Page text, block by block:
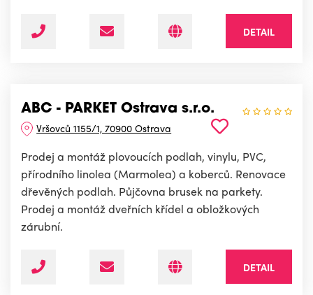
DETAIL
ABC - PARKET Ostrava s.r.o.
Vršovců 1155/1, 70900 Ostrava
Prodej a montáž plovoucích podlah, vinylu, PVC,
přírodního linolea (Marmolea) a koberců. Renovace
dřevěných podlah. Půjčovna brusek na parkety.
Prodej a montáž dveřních křídel a obložkových
zárubní.
DETAIL